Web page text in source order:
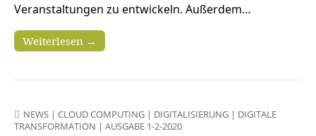
Veranstaltungen zu entwickeln. Außerdem…
Weiterlesen →
NEWS | CLOUD COMPUTING | DIGITALISIERUNG | DIGITALE
TRANSFORMATION | AUSGABE 1-2-2020